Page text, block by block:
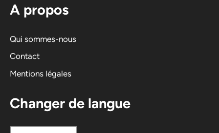
a
i
e
:
A propos
Qui sommes-nous
Contact
Mentions légales
Changer de langue